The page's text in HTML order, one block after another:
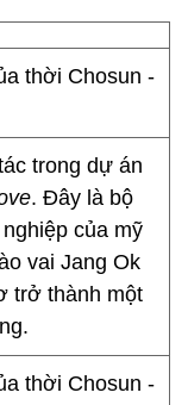
trong dự án
. Đây là bộ
của mỹ
vai Jang Ok
trở thành một